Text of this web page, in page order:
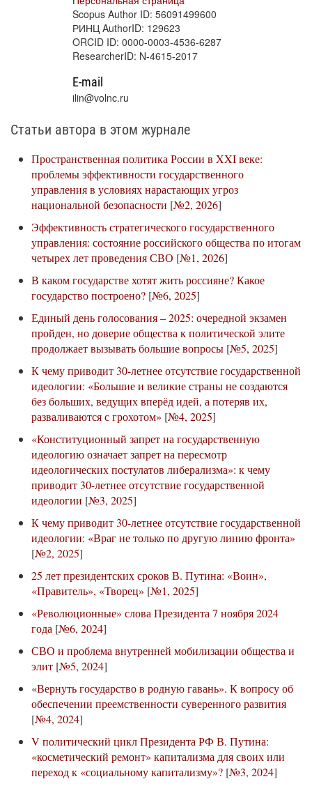
Scopus Author ID: 56091499600
РИНЦ AuthorID: 129623
ORCID ID: 0000-0003-4536-6287
ResearcherID: N-4615-2017
E-mail
ilin@volnc.ru
Статьи автора в этом журнале
Пространственная политика России в XXI веке:
проблемы эффективности государственного
управления в условиях нарастающих угроз
национальной безопасности [№2, 2026]
Эффективность стратегического государственного
управления: состояние российского общества по итогам
четырех лет проведения СВО [№1, 2026]
В каком государстве хотят жить россияне? Какое
государство построено? [№6, 2025]
Единый день голосования – 2025: очередной экзамен
пройден, но доверие общества к политической элите
продолжает вызывать большие вопросы [№5, 2025]
К чему приводит 30-летнее отсутствие государственной
идеологии: «Большие и великие страны не создаются
без больших, ведущих вперёд идей, а потеряв их,
разваливаются с грохотом» [№4, 2025]
«Конституционный запрет на государственную
идеологию означает запрет на пересмотр
идеологических постулатов либерализма»: к чему
приводит 30-летнее отсутствие государственной
идеологии [№3, 2025]
К чему приводит 30-летнее отсутствие государственной
идеологии: «Враг не только по другую линию фронта»
[№2, 2025]
25 лет президентских сроков В. Путина: «Воин»,
«Правитель», «Творец» [№1, 2025]
«Революционные» слова Президента 7 ноября 2024
года [№6, 2024]
СВО и проблема внутренней мобилизации общества и
элит [№5, 2024]
«Вернуть государство в родную гавань». К вопросу об
обеспечении преемственности суверенного развития
[№4, 2024]
V политический цикл Президента РФ В. Путина:
«косметический ремонт» капитализма для своих или
переход к «социальному капитализму»? [№3, 2024]